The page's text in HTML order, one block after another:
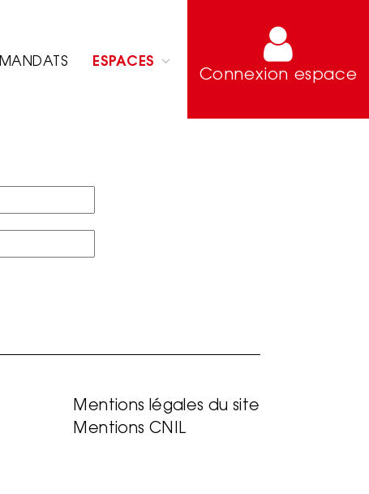
MANDATS ESPACES
Connexion espace
Mentions légales du site
Mentions CNIL